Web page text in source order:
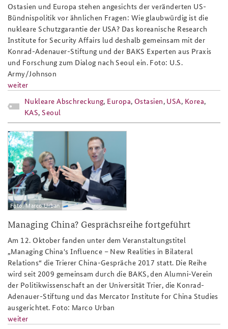
Ostasien und Europa stehen angesichts der veränderten US-
Bündnispolitik vor ähnlichen Fragen: Wie glaubwürdig ist die
nukleare Schutzgarantie der USA? Das koreanische Research
Institute for Security Affairs lud deshalb gemeinsam mit der
Konrad-Adenauer-Stiftung und der BAKS Experten aus Praxis
und Forschung zum Dialog nach Seoul ein. Foto: U.S.
Army/Johnson
weiter
Nukleare Abschreckung, Europa, Ostasien, USA, Korea,
KAS, Seoul
tcg17_slider.png
Foto: Marco Urban
Managing China? Gesprächsreihe fortgeführt
Am 12. Oktober fanden unter dem Veranstaltungstitel
„Managing China's Influence – New Realities in Bilateral
Relations“ die Trierer China-Gespräche 2017 statt. Die Reihe
wird seit 2009 gemeinsam durch die BAKS, den Alumni-Verein
der Politikwissenschaft an der Universität Trier, die Konrad-
Adenauer-Stiftung und das Mercator Institute for China Studies
ausgerichtet. Foto: Marco Urban
weiter